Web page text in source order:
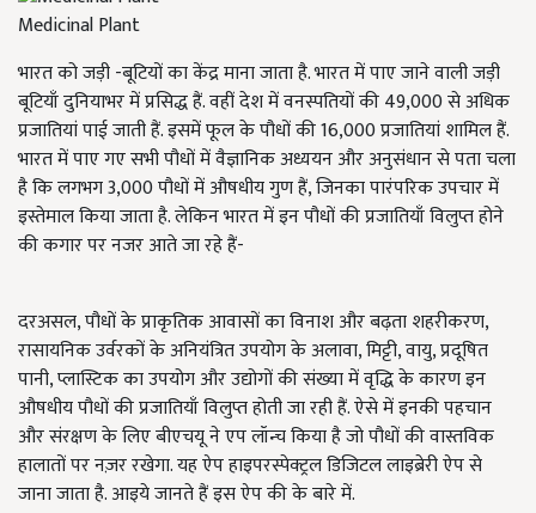
Medicinal Plant
भारत को जड़ी -बूटियों का केंद्र माना जाता है. भारत में पाए जाने वाली जड़ी
बूटियाँ दुनियाभर में प्रसिद्ध हैं. वहीं देश में वनस्पतियों की 49,000 से अधिक
प्रजातियां पाई जाती हैं. इसमें फूल के पौधों की 16,000 प्रजातियां शामिल हैं.
भारत में पाए गए सभी पौधों में वैज्ञानिक अध्ययन और अनुसंधान से पता चला
है कि लगभग 3,000 पौधों में औषधीय गुण हैं, जिनका पारंपरिक उपचार में
इस्तेमाल किया जाता है. लेकिन भारत में इन पौधों की प्रजातियाँ विलुप्त होने
की कगार पर नजर आते जा रहे हैं-
दरअसल, पौधों के प्राकृतिक आवासों का विनाश और बढ़ता शहरीकरण,
रासायनिक उर्वरकों के अनियंत्रित उपयोग के अलावा, मिट्टी, वायु, प्रदूषित
पानी, प्लास्टिक का उपयोग और उद्योगों की संख्या में वृद्धि के कारण इन
औषधीय पौधों की प्रजातियाँ विलुप्त होती जा रही हैं. ऐसे में इनकी पहचान
और संरक्षण के लिए बीएचयू ने एप लॉन्च किया है जो पौधों की वास्तविक
हालातों पर नज़र रखेगा. यह ऐप हाइपरस्पेक्ट्रल डिजिटल लाइब्रेरी ऐप से
जाना जाता है. आइये जानते हैं इस ऐप की के बारे में.